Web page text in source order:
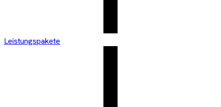
Leistungspakete